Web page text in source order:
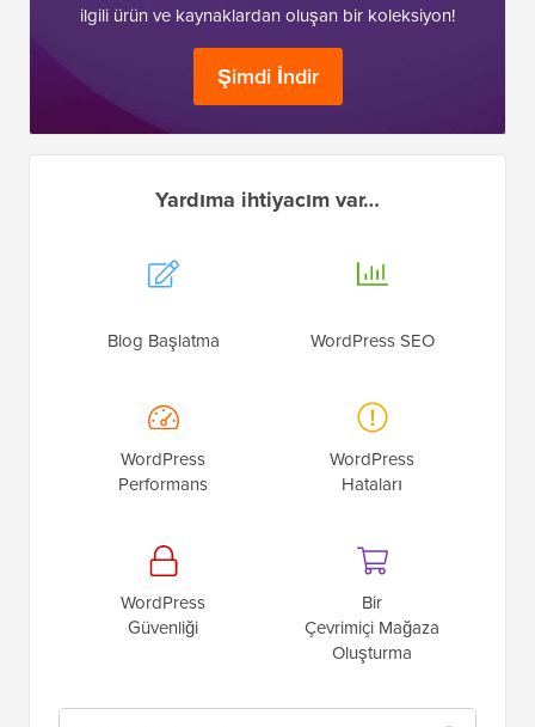
ilgili ürün ve kaynaklardan oluşan bir koleksiyon!
Şimdi İndir
Yardıma ihtiyacım var…
Blog Başlatma WordPress SEO
WordPress
Performans
WordPress
Hataları
WordPress
Güvenliği
Bir
Çevrimiçi Mağaza
Oluşturma